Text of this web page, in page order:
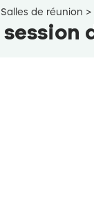
de réunion >